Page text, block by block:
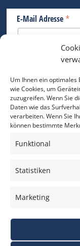
Um Ihnen ein optimales
wie Cookies, um
zuzugreifen. Wenn Sie
Daten wie das
verarbeiten. Wenn Sie
können bestimmte
Funktional
Statistiken
Marketing
E-Mail Adresse *
Bitte geben Sie Ihre E-Mail